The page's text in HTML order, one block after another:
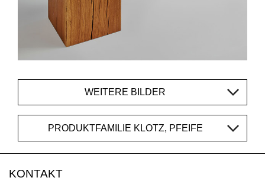
WEITERE BILDER
PRODUKTFAMILIE KLOTZ, PFEIFE
KONTAKT